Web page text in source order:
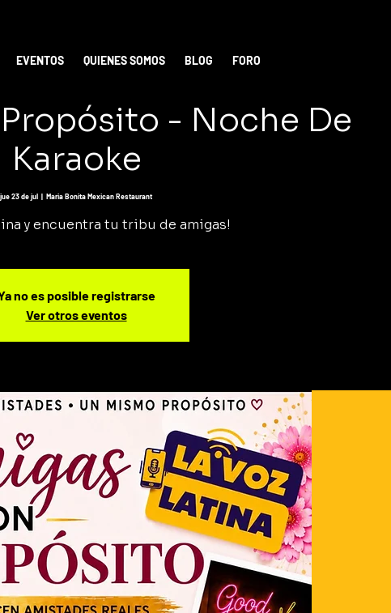
EVENTOS QUIENES SOMOS BLOG FORO
- Noche De
Karaoke
jue 23 de jul
  |
Maria Bonita Mexican Restaurant
y encuentra tu tribu de amigas!
no es posible registrarse
Ver otros eventos